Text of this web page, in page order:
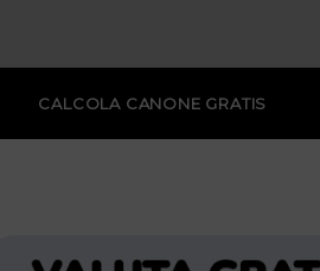
CALCOLA CANONE GRATIS